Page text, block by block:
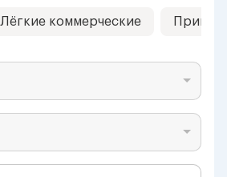
Лёгкие коммерческие